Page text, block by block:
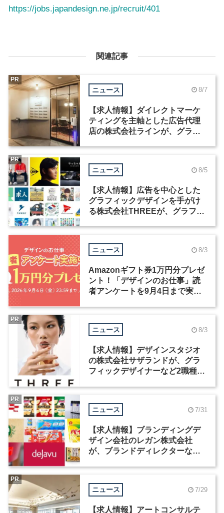
https://jobs.japandesign.ne.jp/recruit/401
関連記事
ニュース 8/7
【求人情報】ダイレクトマーケ
ティングを主軸とした広告代理
店の株式会社ラインが、グラフ
PR
ニュース 8/5
【求人情報】広告を中心とした
グラフィックデザインを手がけ
る株式会社THREEが、グラフィ
PR
ニュース 8/3
Amazonギフト券1万円分プレゼ
ント！「デザインのお仕事」読
者アンケートを9月4日まで実施
ニュース 8/3
【求人情報】デザインスタジオ
の株式会社サザランドが、グラ
フィックデザイナーなど2職種を
PR
ニュース 7/31
【求人情報】ブランディングデ
ザイン会社のレガン株式会社
が、ブランドディレクターなど3
PR
ニュース 7/29
【求人情報】アートコンサルテ
PR